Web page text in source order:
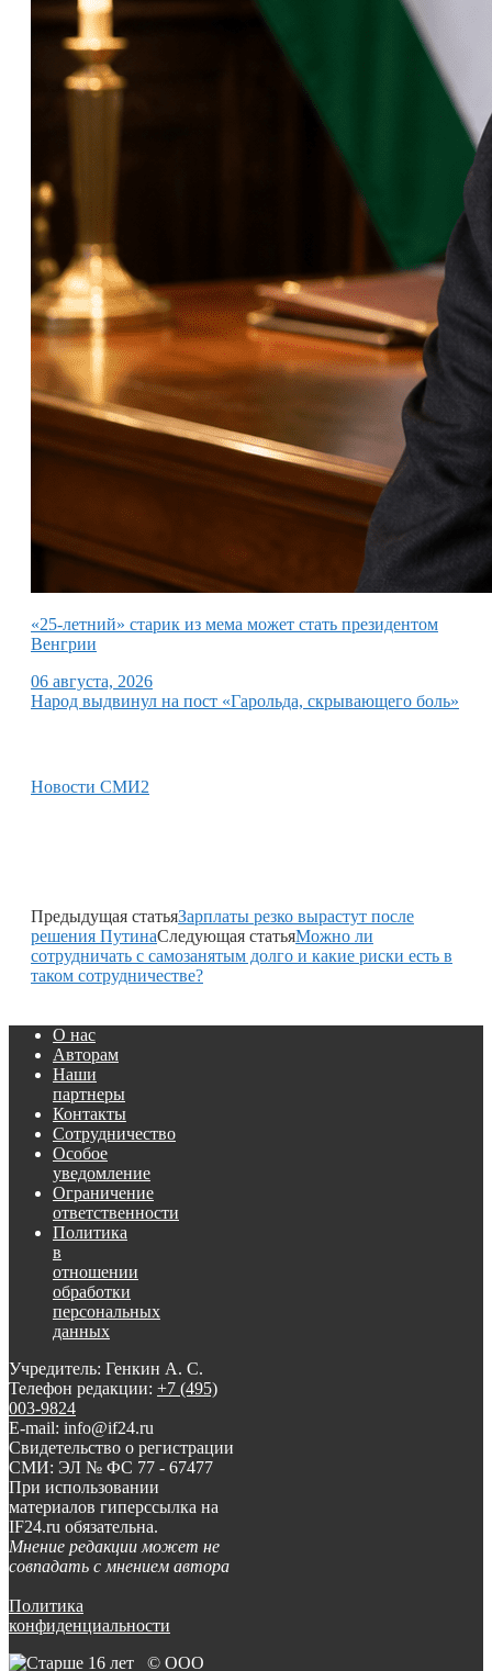
«25-летний» старик из мема может стать президентом
Венгрии
06 августа, 2026
Народ выдвинул на пост «Гарольда, скрывающего боль»
Новости СМИ2
Предыдущая статьяЗарплаты резко вырастут после
решения ПутинаСледующая статьяМожно ли
сотрудничать с самозанятым долго и какие риски есть в
таком сотрудничестве?
О нас
Авторам
Наши
партнеры
Контакты
Сотрудничество
Особое
уведомление
Ограничение
ответственности
Политика
в
отношении
обработки
персональных
данных
Учредитель: Генкин А. С.
Телефон редакции: +7 (495)
003-9824
E-mail: info@if24.ru
Свидетельство о регистрации
СМИ: ЭЛ № ФС 77 - 67477
При использовании
материалов гиперссылка на
IF24.ru обязательна.
Мнение редакции может не
совпадать с мнением автора
Политика
конфиденциальности
© ООО